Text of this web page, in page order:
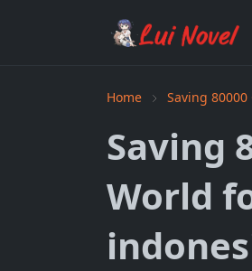
Home Saving
Saving
World